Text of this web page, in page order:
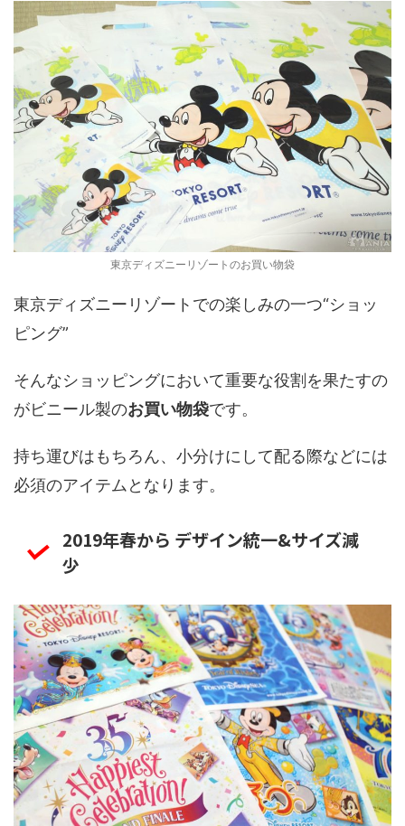
東京ディズニーリゾートのお買い物袋
東京ディズニーリゾートでの楽しみの一つ“ショッ
ピング”
そんなショッピングにおいて重要な役割を果たすの
がビニール製のお買い物袋です。
持ち運びはもちろん、小分けにして配る際などには
必須のアイテムとなります。
2019年春から デザイン統一&サイズ減
少